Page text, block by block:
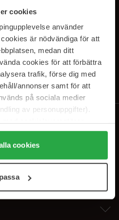
cookies
använder
är nödvändiga för att
medan ditt
cookies för att förbättra
trafik, förse dig med
annonser samt för att
på sociala medier
av personuppgifter).
alla cookies" accepterar du
"Detaljer" kan anpassa
kan när som helst återkalla
cookies
OUR
. Du kan melde deg